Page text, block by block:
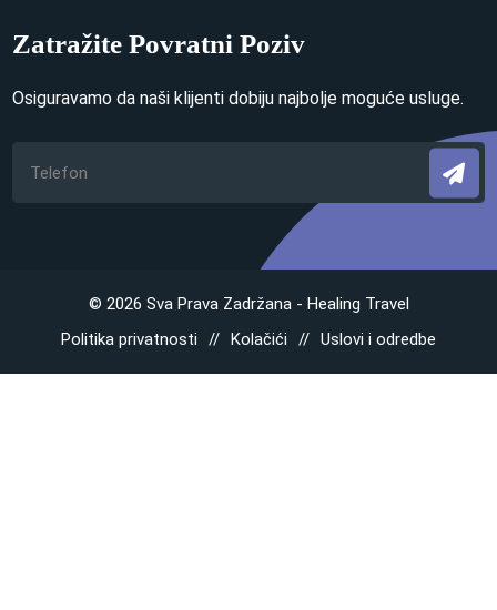
Zatražite Povratni Poziv
Osiguravamo da naši klijenti dobiju najbolje moguće usluge.
© 2026 Sva Prava Zadržana - Healing Travel
Politika privatnosti
Kolačići Uslovi i odredbe